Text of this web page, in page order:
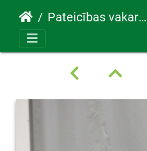
Pateicības vakars 30.05.2022